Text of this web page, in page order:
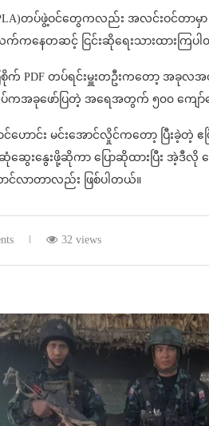
တပ်ဖွဲ့ဝင်တွေကလည်း အလင်းဝင်တာမှာ
နေတဆင့် ငြင်းဆိုရေးသားထားကြပ
PDF တပ်ရင်းမှူးတဦးကတော့ အခုလအတွ
ကအခုဖော်ပြတဲ့ အရေအတွက် ၅၀၀ ကျေ
င်ဟောင်း မင်းအောင်လှိုင်ကတော့ ပြီး
းနွေးဖို့ဆိုကာ ပြောဆိုထားပြီး အဲ့ဒီလို ပ
လာတာလည်း ဖြစ်ပါတယ်။
32 views